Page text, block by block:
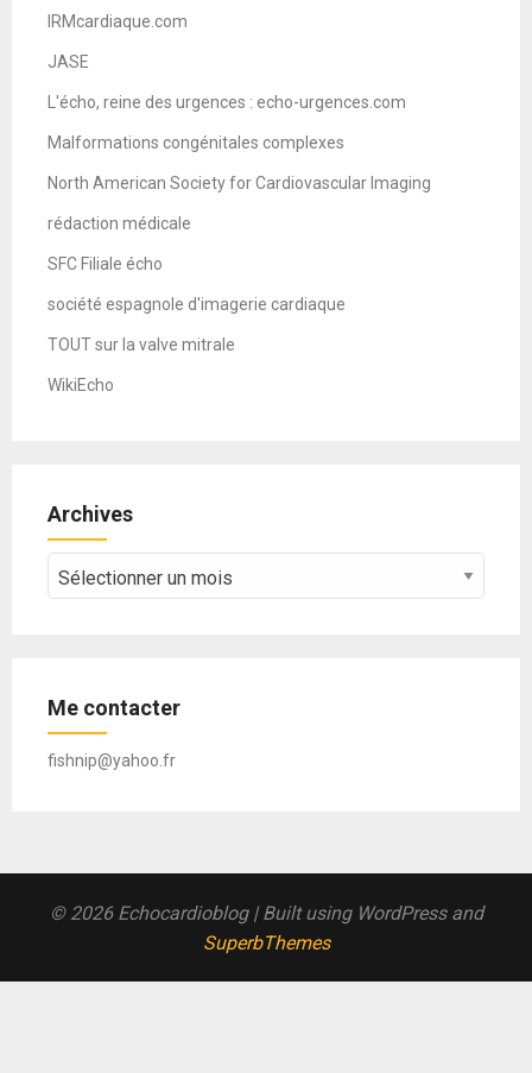
IRMcardiaque.com
JASE
L'écho, reine des urgences : echo-urgences.com
Malformations congénitales complexes
North American Society for Cardiovascular Imaging
rédaction médicale
SFC Filiale écho
société espagnole d'imagerie cardiaque
TOUT sur la valve mitrale
WikiEcho
Archives
Me contacter
fishnip@yahoo.fr
© 2026 Echocardioblog | Built using WordPress and
SuperbThemes